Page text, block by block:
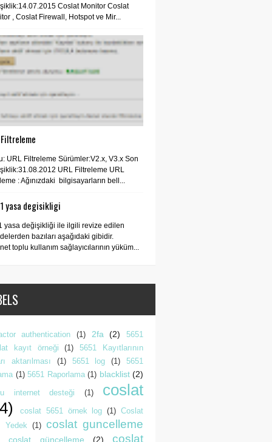
Coslat Monitor Coslat
, Coslat Firewall, Hotspot ve Mir...
URL Filtreleme Sürümler:V2.x, V3.x Son
URL Filtreleme URL
: Ağınızdaki bilgisayarların bell...
yasa degisikligi
yasa değişikliği ile ilgili revize edilen
bazıları aşağıdaki gibidir.
toplu kullanım sağlayıcılarının yüküm...
authentication (1) 2fa (2)
5651
kayıt örneği
(1)
5651 Kayıtlarının
aktarılması
(1) 5651 log (1)
5651
(1) 5651 Raporlama (1) blacklist (2)
internet desteği (1)
coslat
coslat 5651 örnek log (1) Coslat
Yedek (1) coslat guncelleme
coslat güncelleme (2) coslat